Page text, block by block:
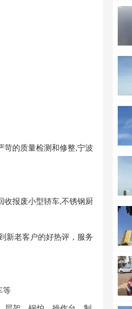
苛的质量检测和修整,宁波
收报废小型轿车,不锈钢厨
新老客户的好热评，服务
等